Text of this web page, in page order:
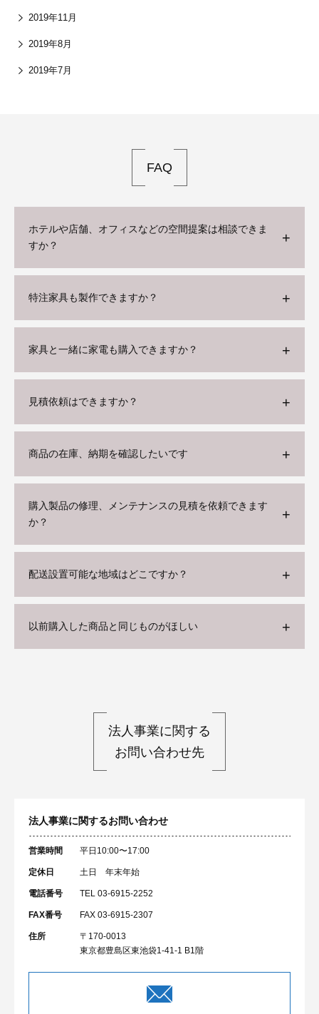
2019年11月
2019年8月
2019年7月
FAQ
ホテルや店舗、オフィスなどの空間提案は相談できま
すか？
特注家具も製作できますか？
家具と一緒に家電も購入できますか？
見積依頼はできますか？
商品の在庫、納期を確認したいです
購入製品の修理、メンテナンスの見積を依頼できます
か？
配送設置可能な地域はどこですか？
以前購入した商品と同じものがほしい
法人事業に関する
お問い合わせ先
法人事業に関するお問い合わせ
営業時間 平日10:00〜17:00
定休日 土日 年末年始
電話番号 TEL 03-6915-2252
FAX番号 FAX 03-6915-2307
住所
〒170-0013
東京都豊島区東池袋1-41-1 B1階